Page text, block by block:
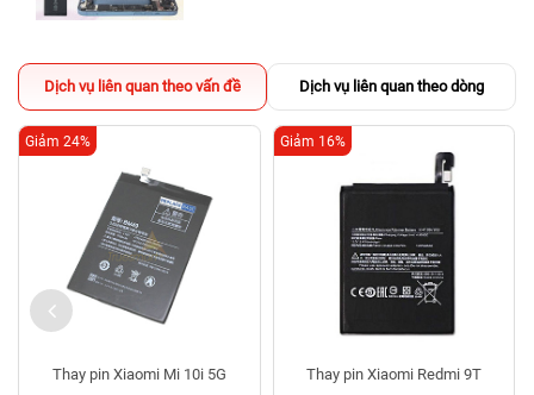
Dịch vụ liên quan theo vấn đề Dịch vụ liên quan theo dòng
Thay pin Xiaomi Mi 10i 5G
Giảm 24%
Thay pin Xiaomi Redmi 9T
Giảm 16%